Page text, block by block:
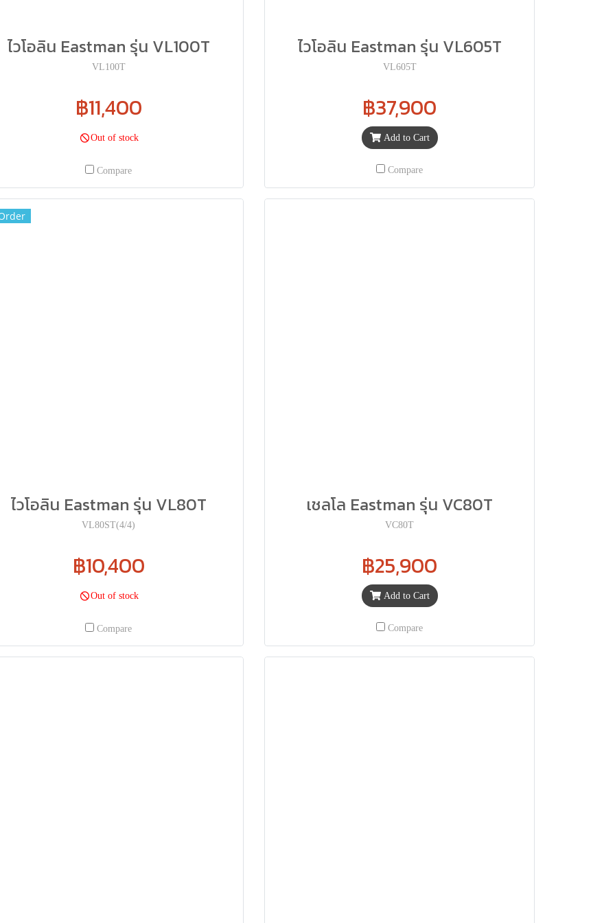
ไวโอลิน Eastman รุ่น VL100T
VL100T
฿11,400
Out of stock
Compare
ไวโอลิน Eastman รุ่น VL605T
VL605T
฿37,900
Add to Cart
Compare
ไวโอลิน Eastman รุ่น VL80T
VL80ST(4/4)
฿10,400
Out of stock
Compare
เชลโล Eastman รุ่น VC80T
VC80T
฿25,900
Add to Cart
Compare